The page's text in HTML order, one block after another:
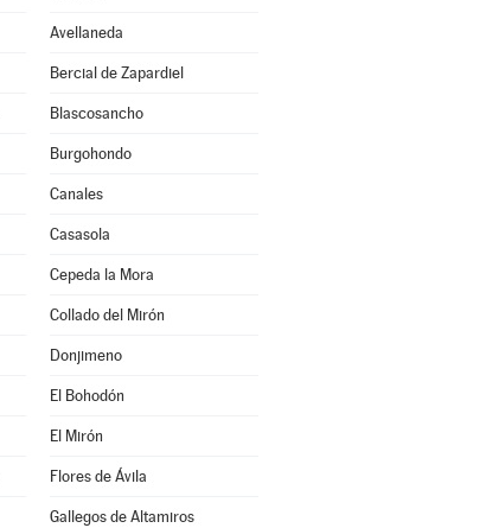
Avellaneda
Bercial de Zapardiel
Blascosancho
Burgohondo
Canales
Casasola
Cepeda la Mora
Collado del Mirón
Donjimeno
El Bohodón
El Mirón
Flores de Ávila
Gallegos de Altamiros